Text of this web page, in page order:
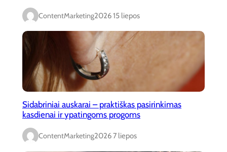
ContentMarketing2026 15 liepos
Sidabriniai auskarai – praktiškas pasirinkimas
kasdienai ir ypatingoms progoms
ContentMarketing2026 7 liepos